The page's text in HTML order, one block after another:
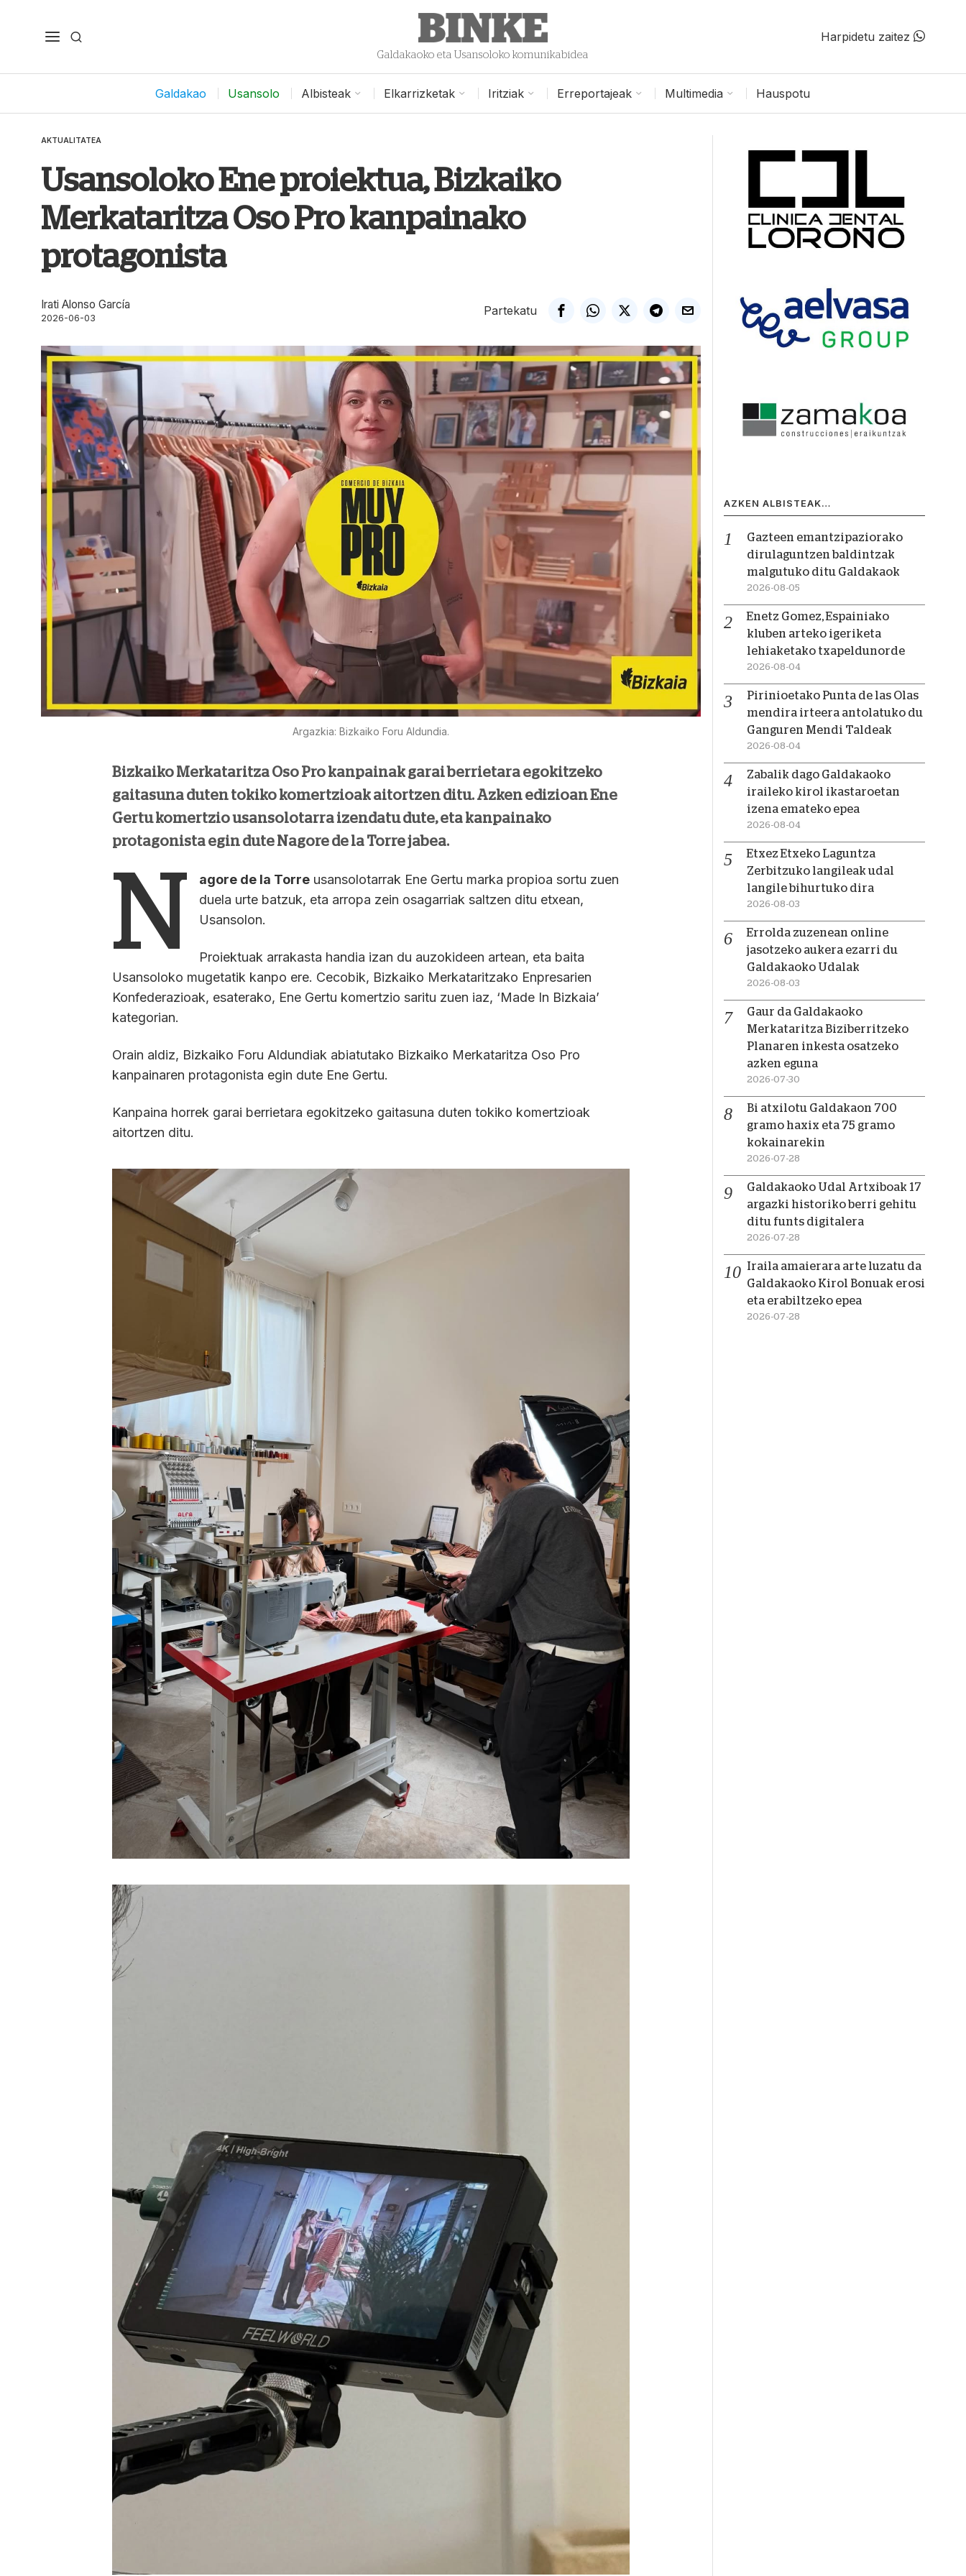
Galdakaoko eta Usansoloko komunikabidea
Harpidetu zaitez
Galdakao Usansolo Albisteak Elkarrizketak Iritziak Erreportajeak Multimedia Hauspotu
AKTUALITATEA
Usansoloko Ene proiektua, Bizkaiko
Merkataritza Oso Pro kanpainako
protagonista
Irati Alonso García
2026-06-03
Partekatu
Argazkia: Bizkaiko Foru Aldundia.
Bizkaiko Merkataritza Oso Pro kanpainak garai berrietara egokitzeko
gaitasuna duten tokiko komertzioak aitortzen ditu. Azken edizioan Ene
Gertu komertzio usansolotarra izendatu dute, eta kanpainako
protagonista egin dute Nagore de la Torre jabea.
N agore de la Torre usansolotarrak Ene Gertu marka propioa sortu zuen
duela urte batzuk, eta arropa zein osagarriak saltzen ditu etxean,
Usansolon.
Proiektuak arrakasta handia izan du auzokideen artean, eta baita
Usansoloko mugetatik kanpo ere. Cecobik, Bizkaiko Merkataritzako Enpresarien
Konfederazioak, esaterako, Ene Gertu komertzio saritu zuen iaz, ‘Made In Bizkaia’
kategorian.
Orain aldiz, Bizkaiko Foru Aldundiak abiatutako Bizkaiko Merkataritza Oso Pro
kanpainaren protagonista egin dute Ene Gertu.
Kanpaina horrek garai berrietara egokitzeko gaitasuna duten tokiko komertzioak
aitortzen ditu.
AZKEN ALBISTEAK…
Gazteen emantzipaziorako
dirulaguntzen baldintzak
malgutuko ditu Galdakaok
2026-08-05
Enetz Gomez, Espainiako
kluben arteko igeriketa
lehiaketako txapeldunorde
2026-08-04
Pirinioetako Punta de las Olas
mendira irteera antolatuko du
Ganguren Mendi Taldeak
2026-08-04
Zabalik dago Galdakaoko
iraileko kirol ikastaroetan
izena emateko epea
2026-08-04
Etxez Etxeko Laguntza
Zerbitzuko langileak udal
langile bihurtuko dira
2026-08-03
Errolda zuzenean online
jasotzeko aukera ezarri du
Galdakaoko Udalak
2026-08-03
Gaur da Galdakaoko
Merkataritza Biziberritzeko
Planaren inkesta osatzeko
azken eguna
2026-07-30
Bi atxilotu Galdakaon 700
gramo haxix eta 75 gramo
kokainarekin
2026-07-28
Galdakaoko Udal Artxiboak 17
argazki historiko berri gehitu
ditu funts digitalera
2026-07-28
Iraila amaierara arte luzatu da
Galdakaoko Kirol Bonuak erosi
eta erabiltzeko epea
2026-07-28